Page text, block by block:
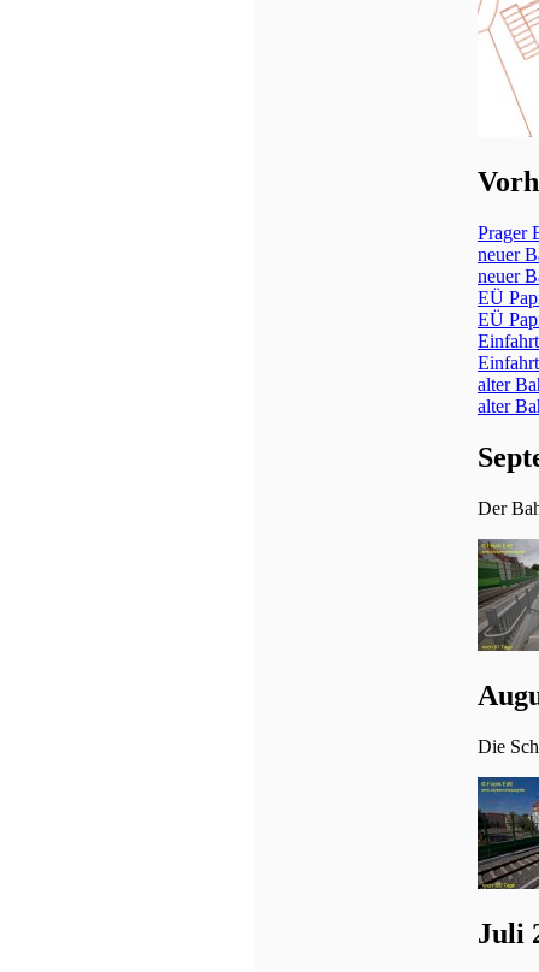
Prager
neuer
neuer
EÜ
EÜ
alter
alter
Der
Die
Juli